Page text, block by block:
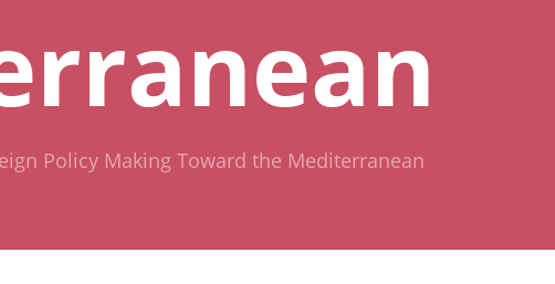
Policy Making Toward the Mediterranean